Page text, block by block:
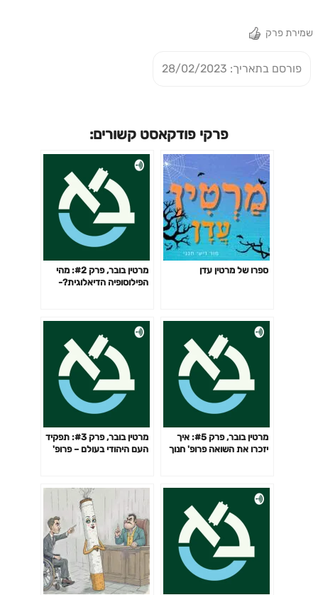
שמירת פרק
פורסם בתאריך: 28/02/2023
פרקי פודקאסט קשורים:
ספרו של מרטין עדן
מרטין בובר, פרק #2: מהי
הפילוסופיה הדיאלוגית?-
מרטין בובר, פרק #5: איך
יזכרו את השואה פרופ' חנוך
מרטין בובר, פרק #3: תפקיד
העם היהודי בעולם – פרופ'